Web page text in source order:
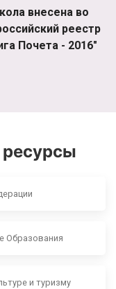
внесена во
реестр
Почета - 2016"
Образования
и туризму